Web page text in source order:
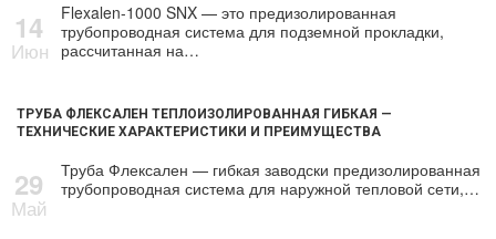
14
Июн
Flexalen-1000 SNX — это предизолированная
трубопроводная система для подземной прокладки,
рассчитанная на…
ТРУБА ФЛЕКСАЛЕН ТЕПЛОИЗОЛИРОВАННАЯ ГИБКАЯ —
ТЕХНИЧЕСКИЕ ХАРАКТЕРИСТИКИ И ПРЕИМУЩЕСТВА
29
Май
Труба Флексален — гибкая заводски предизолированная
трубопроводная система для наружной тепловой сети,…